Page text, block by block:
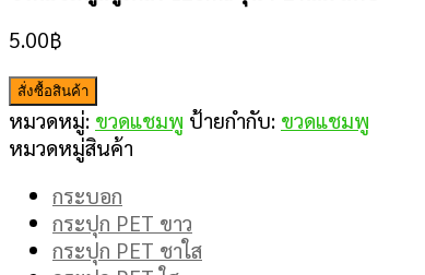
5.00฿
สั่งซื้อสินค้า
หมวดหมู่: ขวดแชมพู ป้ายกำกับ: ขวดแชมพู
หมวดหมู่สินค้า
กระบอก
กระปุก PET ขาว
กระปุก PET ชาใส